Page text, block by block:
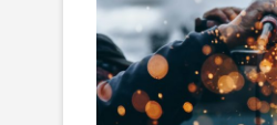
waarde
toevoegt